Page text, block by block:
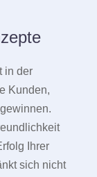
in der
Kunden,
Ihrer
sich nicht